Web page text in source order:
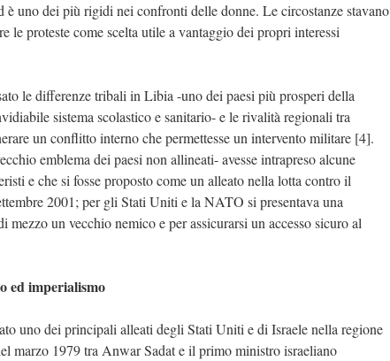
è uno dei più rigidi nei confronti delle donne. Le circostanze stavano
le proteste come scelta utile a vantaggio dei propri interessi
le differenze tribali in Libia -uno dei paesi più prosperi della
sistema scolastico e sanitario- e le rivalità regionali tra
un conflitto interno che permettesse un intervento militare [4].
emblema dei paesi non allineati- avesse intrapreso alcune
e che si fosse proposto come un alleato nella lotta contro il
2001; per gli Stati Uniti e la NATO si presentava una
mezzo un vecchio nemico e per assicurarsi un accesso sicuro al
ed imperialismo
uno dei principali alleati degli Stati Uniti e di Israele nella regione
marzo 1979 tra Anwar Sadat e il primo ministro israeliano